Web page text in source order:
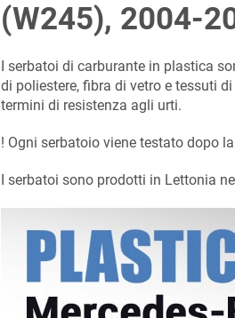
(W245), 2004-
I serbatoi di carburante in plastica
di poliestere, fibra di vetro e tessuti
termini di resistenza agli urti.
! Ogni serbatoio viene testato dopo
I serbatoi sono prodotti in Lettonia